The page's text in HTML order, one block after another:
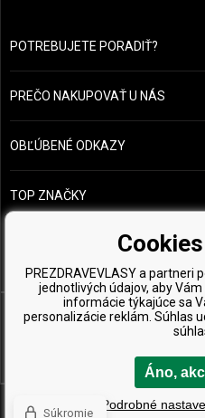
POTREBUJETE PORADIŤ?
Odpovieme
PREČO NAKUPOVAŤ U NÁS
Obchodní
Ochrana
Přehled
OBĽÚBENÉ ODKAZY
Náš příběh
Vzorky
TOP ZNAČKY
Kérastase
Wella
Zenz
Copyright © 2026
PREZDRAVEVLASY a partneri
jednotlivých údajov, aby
informácie týkajúce sa
personalizácie reklám. Súhlas
Áno,
Podrobné
Súkromie